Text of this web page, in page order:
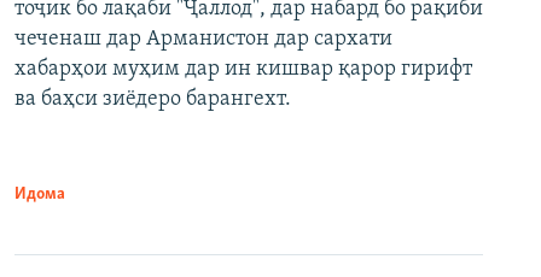
Auto 240p 360p 480p
720p 1080p
480p
тоҷик бо лақаби "Ҷаллод", дар набард бо рақиби
чеченаш дар Арманистон дар сархати
хабарҳои муҳим дар ин кишвар қарор гирифт
ва баҳси зиёдеро барангехт.
Идома